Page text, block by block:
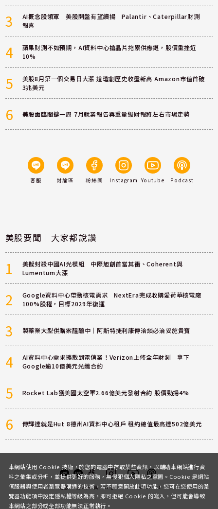
3
AI概念股領軍 美股開盤有望續揚 Palantir、Caterpillar財測
報喜
4
蘋果財測不如預期，AI資料中心搶晶片拖累供應鏈，股價重挫近
10%
5
美股8月第一個交易日大漲 道瓊創歷史收盤新高 Amazon市值首破
3兆美元
6 美股面臨關鍵一周 7月就業報告與重量級財報將左右市場走勢
客服 討論區 粉絲團 Instagram Youtube Podcast
美股要聞｜大家都說讚
1
美擬封殺中國AI光模組 中際旭創首當其衝、Coherent與
Lumentum大漲
2
Google資料中心帶動核電需求 NextEra完成收購愛荷華核電廠
100%股權，目標2029年復運
3 製藥業大型併購案醞釀中｜阿斯特捷利康傳洽談必治妥施貴寶
4
AI資料中心需求擴散到電信業！Verizon上修全年財測 拿下
Google逾10億美元光纖合約
5 Rocket Lab獲美國太空軍2.66億美元發射合約 股價勁揚4%
6 傳輝達就是Hut 8德州AI資料中心租戶 租約總值最高達502億美元
客服 討論區粉絲團InstagramYoutubePodcast
本網站使用 Cookie 技術，於您的電腦中存取某些資訊，以輔助本網站進行資
料之彙集或分析，並提供更好的服務，無侵犯個人隱私之意圖。Cookie 是網站
伺服器與使用者瀏覽器溝通的技術，若不願意開放此項功能，您可在您使用的瀏
覽器功能項中設定隱私權等級為高，即可拒絕 Cookie 的寫入，但可能會導致
本網站之部分或全部功能無法正常執行。